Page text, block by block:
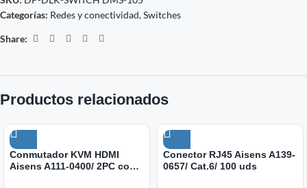
Categorías: Redes y conectividad,Switches
Share:
Productos relacionados
Conmutador KVM HDMI
Aisens A111-0400/ 2PC con 1
Conector RJ45 Aisens A139-
0657/ Cat.6/ 100 uds